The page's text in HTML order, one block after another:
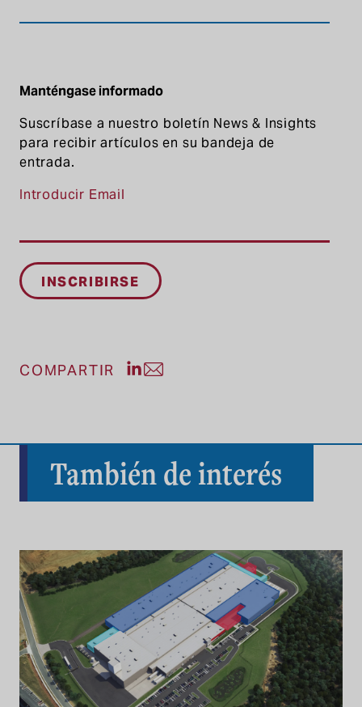
Manténgase informado
Suscríbase a nuestro boletín News & Insights
para recibir artículos en su bandeja de
entrada.
Introducir Email
COMPARTIR Compartir publicación en LinkedIn
Compartir entrada por correo
También de interés